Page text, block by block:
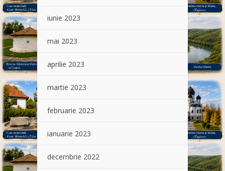
iunie 2023
mai 2023
aprilie 2023
martie 2023
februarie 2023
ianuarie 2023
decembrie 2022